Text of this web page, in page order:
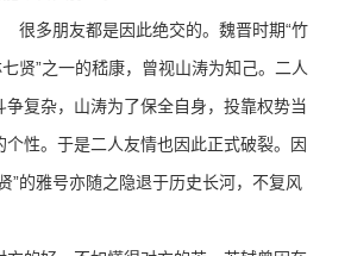
多朋友都是因此绝交的。魏晋时期“竹
贤”之一的嵇康，曾视山涛为知己。二人
复杂，山涛为了保全自身，投靠权势当
性。于是二人友情也因此正式破裂。因
”的雅号亦随之隐退于历史长河，不复风